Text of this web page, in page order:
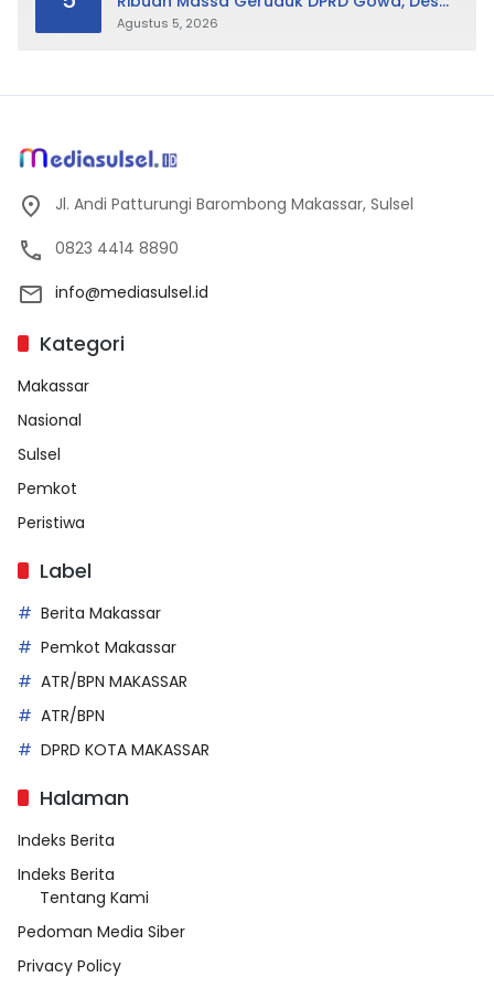
Cabut Perda LAD
Agustus 5, 2026
Jl. Andi Patturungi Barombong Makassar, Sulsel
0823 4414 8890
info@mediasulsel.id
Kategori
Makassar
Nasional
Sulsel
Pemkot
Peristiwa
Label
Berita Makassar
Pemkot Makassar
ATR/BPN MAKASSAR
ATR/BPN
DPRD KOTA MAKASSAR
Halaman
Indeks Berita
Indeks Berita
Tentang Kami
Pedoman Media Siber
Privacy Policy